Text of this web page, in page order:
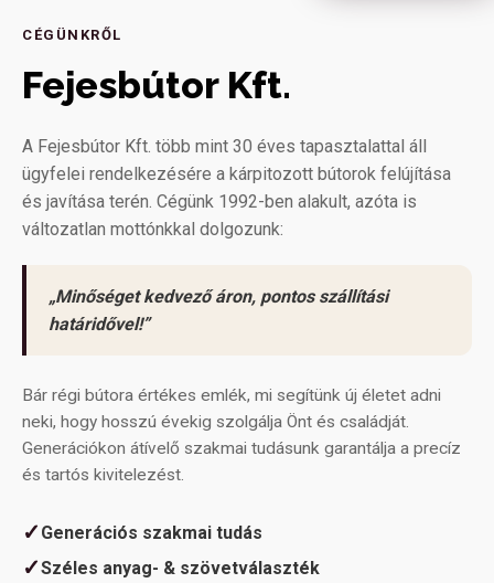
CÉGÜNKRŐL
Fejesbútor Kft.
A Fejesbútor Kft. több mint 30 éves tapasztalattal áll
ügyfelei rendelkezésére a kárpitozott bútorok felújítása
és javítása terén. Cégünk 1992-ben alakult, azóta is
változatlan mottónkkal dolgozunk:
„Minőséget kedvező áron, pontos szállítási
határidővel!”
Bár régi bútora értékes emlék, mi segítünk új életet adni
neki, hogy hosszú évekig szolgálja Önt és családját.
Generációkon átívelő szakmai tudásunk garantálja a precíz
és tartós kivitelezést.
✓ Generációs szakmai tudás
✓Széles anyag- & szövetválaszték